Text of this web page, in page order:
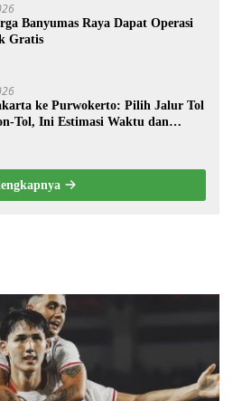
Banyumas Raya Dapat Operasi
Gratis
ke Purwokerto: Pilih Jalur Tol
Tol, Ini Estimasi Waktu dan